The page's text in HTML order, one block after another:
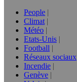
People
Climat
Météo
Etats-Unis
Football
Réseaux sociaux
Incendie
Genève